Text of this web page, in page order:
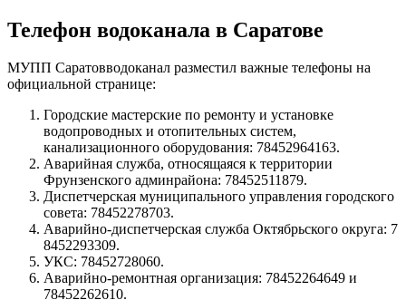
Телефон водоканала в Саратове
МУПП Саратовводоканал разместил важные телефоны на
официальной странице:
Городские мастерские по ремонту и установке
водопроводных и отопительных систем,
канализационного оборудования: 78452964163.
Аварийная служба, относящаяся к территории
Фрунзенского админрайона: 78452511879.
Диспетчерская муниципального управления городского
совета: 78452278703.
Аварийно-диспетчерская служба Октябрьского округа: 7
8452293309.
УКС: 78452728060.
Аварийно-ремонтная организация: 78452264649 и
78452262610.